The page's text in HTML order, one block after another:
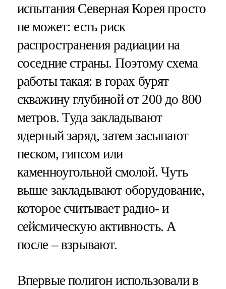
испытания Северная Корея просто
не может: есть риск
распространения радиации на
соседние страны. Поэтому схема
работы такая: в горах бурят
скважину глубиной от 200 до 800
метров. Туда закладывают
ядерный заряд, затем засыпают
песком, гипсом или
каменноугольной смолой. Чуть
выше закладывают оборудование,
которое считывает радио- и
сейсмическую активность. А
после – взрывают.
Впервые полигон использовали в